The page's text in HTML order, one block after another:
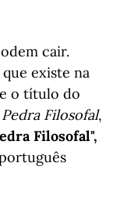
cair.
existe na
o título do
Filosofal,
Filosofal",